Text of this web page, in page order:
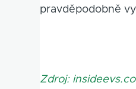
pravděpodobně
Zdroj: